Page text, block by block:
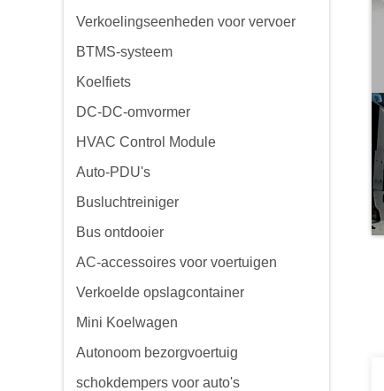
Verkoelingseenheden voor vervoer
BTMS-systeem
Koelfiets
DC-DC-omvormer
HVAC Control Module
Auto-PDU's
Busluchtreiniger
Bus ontdooier
AC-accessoires voor voertuigen
Verkoelde opslagcontainer
Mini Koelwagen
Autonoom bezorgvoertuig
schokdempers voor auto's